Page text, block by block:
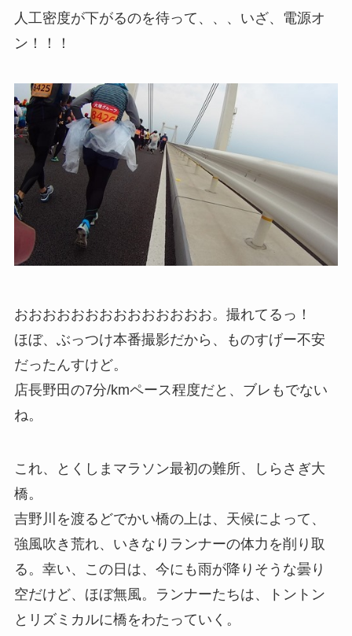
人工密度が下がるのを待って、、、いざ、電源オ
ン！！！
おおおおおおおおおおおおおお。撮れてるっ！
ほぼ、ぶっつけ本番撮影だから、ものすげー不安
だったんすけど。
店長野田の7分/kmペース程度だと、ブレもでない
ね。
これ、とくしまマラソン最初の難所、しらさぎ大
橋。
吉野川を渡るどでかい橋の上は、天候によって、
強風吹き荒れ、いきなりランナーの体力を削り取
る。幸い、この日は、今にも雨が降りそうな曇り
空だけど、ほぼ無風。ランナーたちは、トントン
とリズミカルに橋をわたっていく。